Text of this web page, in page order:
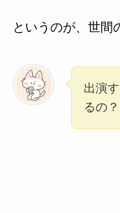
というのが、世間
出演
るの